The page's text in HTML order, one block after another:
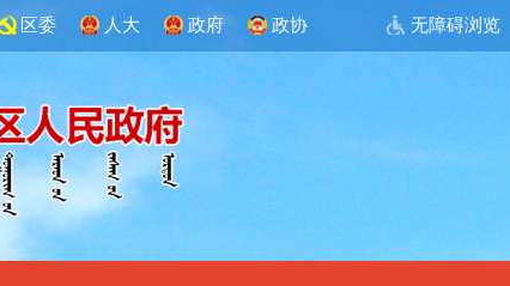
区委 人大 政府 政协 无障碍浏览